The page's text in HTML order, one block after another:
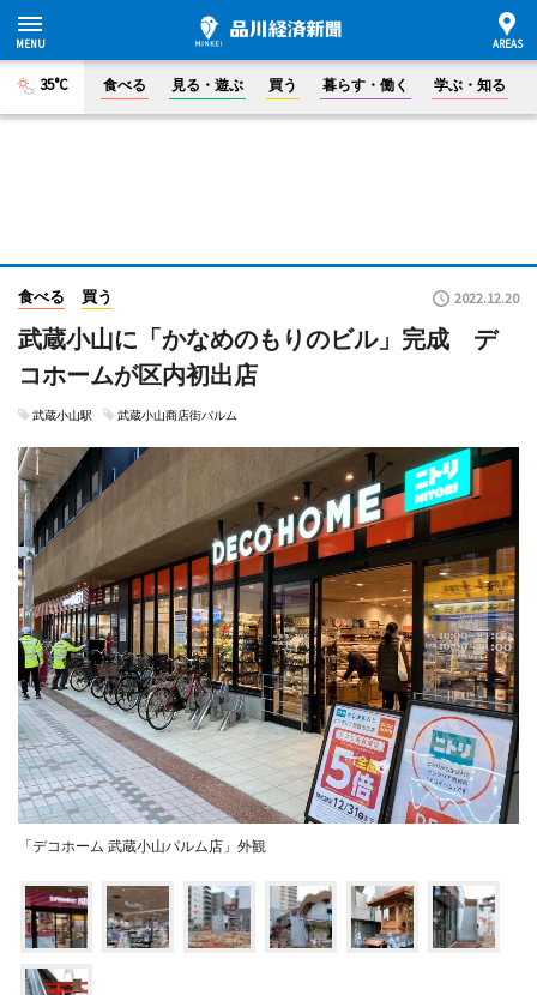
35°C 食べる 見る・遊ぶ 買う 暮らす・働く 学ぶ・知る
食べる 買う 2022.12.20
武蔵小山に「かなめのもりのビル」完成 デ
コホームが区内初出店
武蔵小山駅 武蔵小山商店街パルム
「デコホーム 武蔵小山パルム店」外観